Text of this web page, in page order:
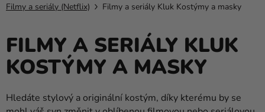
Kanekalon
Helium
a
balónky
Filmy a seriály (Netflix) Filmy a seriály Kluk Kostýmy a masky
FILMY A SERIÁLY KLUK
KOSTÝMY A MASKY
Hledáte stylový a originální kostým, díky kterému by se